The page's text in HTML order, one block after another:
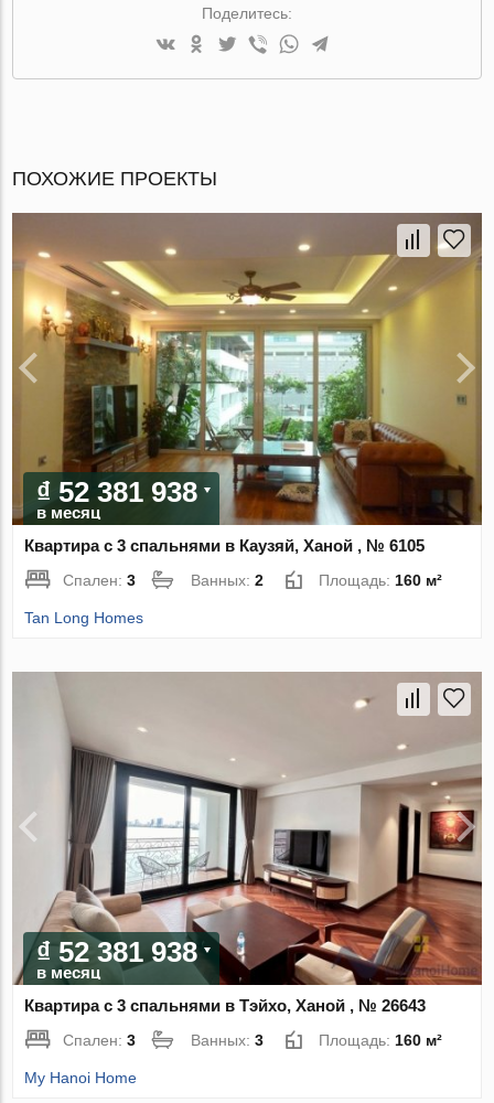
Поделитесь:
ПОХОЖИЕ ПРОЕКТЫ
₫ 52 381 938
в месяц
Квартира с 3 спальнями в Каузяй, Ханой , № 6105
Спален:3 Ванных:2 Площадь:160 м²
Tan Long Homes
₫ 52 381 938
в месяц
Квартира с 3 спальнями в Тэйхо, Ханой , № 26643
Спален:3 Ванных:3 Площадь: 160 м²
My Hanoi Home